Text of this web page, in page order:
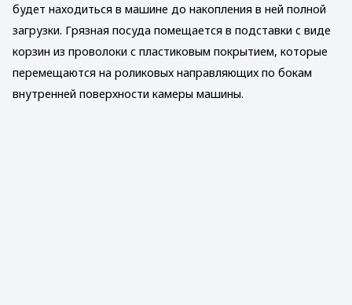
будет находиться в машине до накопления в ней полной
загрузки. Грязная посуда помещается в подставки с виде
корзин из проволоки с пластиковым покрытием, которые
перемещаются на роликовых направляющих по бокам
внутренней поверхности камеры машины.